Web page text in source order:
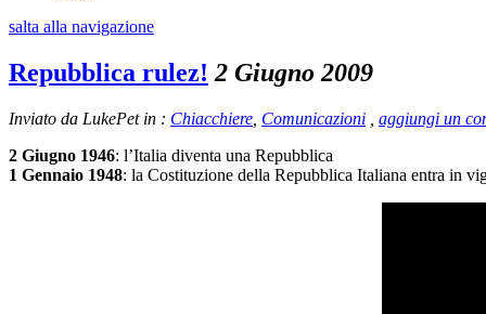
salta alla navigazione
Repubblica rulez! 2 Giugno 2009
Inviato da LukePet in : Chiacchiere Comunicazioni
aggiungi un
2 Giugno 1946: l’Italia diventa una Repubblica
1 Gennaio 1948: la Costituzione della Repubblica Italiana entra in